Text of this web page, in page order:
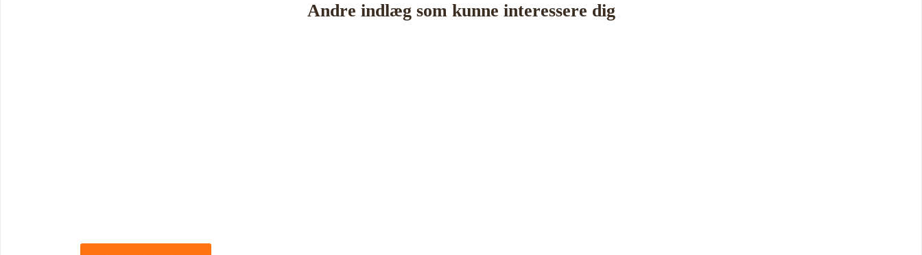
Andre indlæg som kunne interessere dig